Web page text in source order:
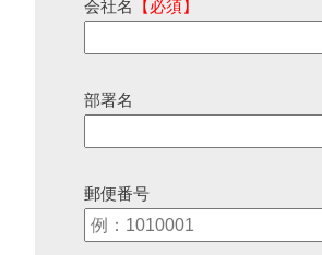
会社名 【必須】
部署名
郵便番号